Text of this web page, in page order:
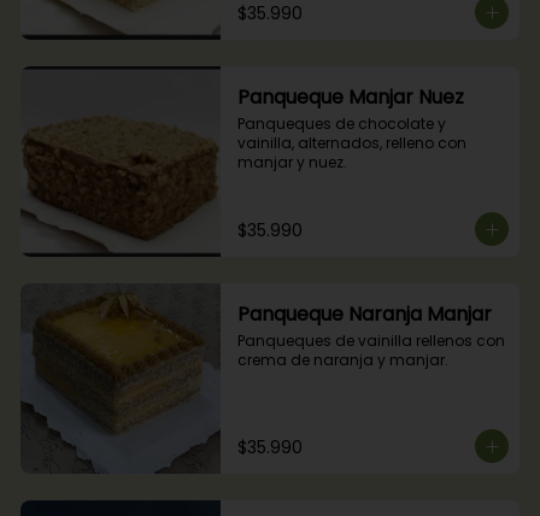
$35.990
Panqueque Manjar Nuez
Panqueques de chocolate y
vainilla, alternados, relleno con
manjar y nuez.
$35.990
Panqueque Naranja Manjar
Panqueques de vainilla rellenos con
crema de naranja y manjar.
$35.990